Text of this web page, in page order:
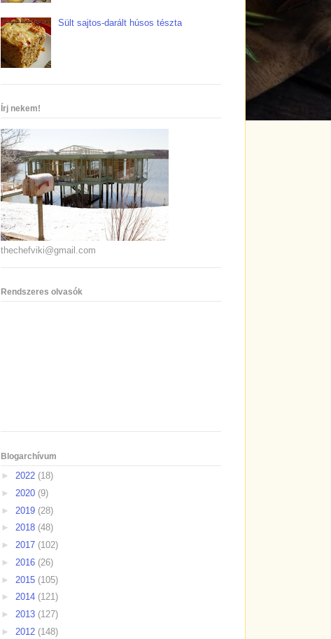
Sült sajtos-darált húsos tészta
Írj nekem!
thechefviki@gmail.com
Rendszeres olvasók
Blogarchívum
► 2022 (18)
► 2020 (9)
► 2019 (28)
► 2018 (48)
► 2017 (102)
► 2016 (26)
► 2015 (105)
► 2014 (121)
► 2013 (127)
► 2012 (148)